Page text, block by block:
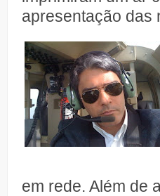
apresentação das
em rede. Além de